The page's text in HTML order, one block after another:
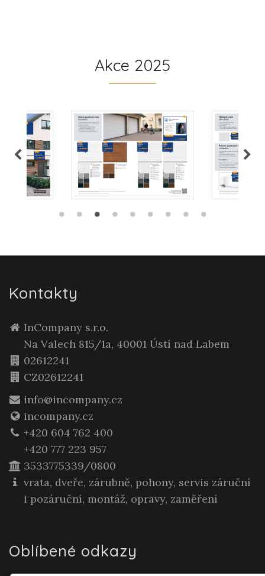
Akce 2025
Kontakty
InCompany s.r.o.
Na Valech 815/1a, 40001 Ústí nad Labem
02612241
CZ02612241
info@incompany.cz
incompany.cz
+420 604 762 400
+420 777 223 957
3533775339/0800
vrata, dveře, zárubně, pohony, servis záruční
i pozáruční, montáž, opravy, zaměření
Oblíbené odkazy